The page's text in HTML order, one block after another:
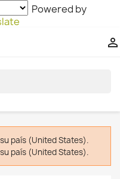
Powered by

país (United States).
país (United States).